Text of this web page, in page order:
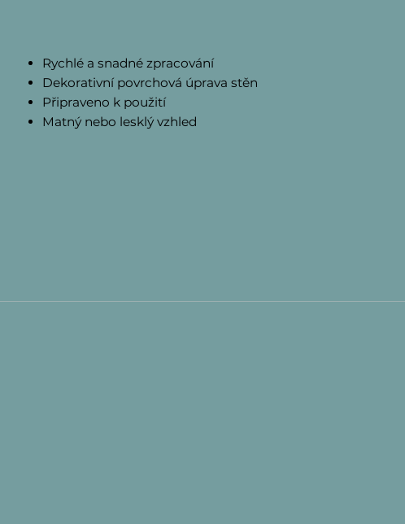
Rychlé a snadné zpracování
Dekorativní povrchová úprava stěn
Připraveno k použití
Matný nebo lesklý vzhled